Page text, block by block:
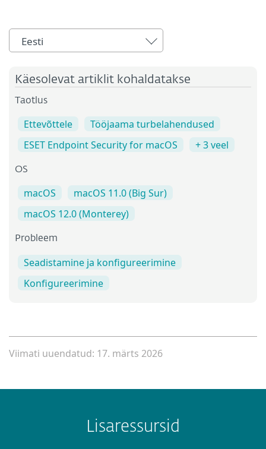
Eesti
Käesolevat artiklit kohaldatakse
Taotlus
Ettevõttele
Tööjaama turbelahendused
ESET Endpoint Security for macOS
+ 3 veel
OS
macOS
macOS 11.0 (Big Sur)
macOS 12.0 (Monterey)
Probleem
Seadistamine ja konfigureerimine
Konfigureerimine
Viimati uuendatud: 17. märts 2026
Lisaressursid